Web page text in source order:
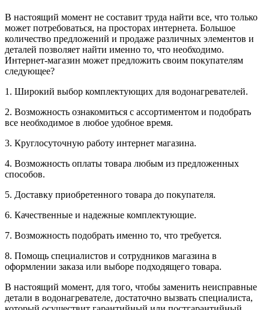
В настоящий момент не составит труда найти все, что только
может потребоваться, на просторах интернета. Большое
количество предложений и продаже различных элементов и
деталей позволяет найти именно то, что необходимо.
Интернет-магазин может предложить своим покупателям
следующее?
1. Широкий выбор комплектующих для водонагревателей.
2. Возможность ознакомиться с ассортиментом и подобрать
все необходимое в любое удобное время.
3. Круглосуточную работу интернет магазина.
4. Возможность оплаты товара любым из предложенных
способов.
5. Доставку приобретенного товара до покупателя.
6. Качественные и надежные комплектующие.
7. Возможность подобрать именно то, что требуется.
8. Помощь специалистов и сотрудников магазина в
оформлении заказа или выборе подходящего товара.
В настоящий момент, для того, чтобы заменить неисправные
детали в водонагревателе, достаточно вызвать специалиста,